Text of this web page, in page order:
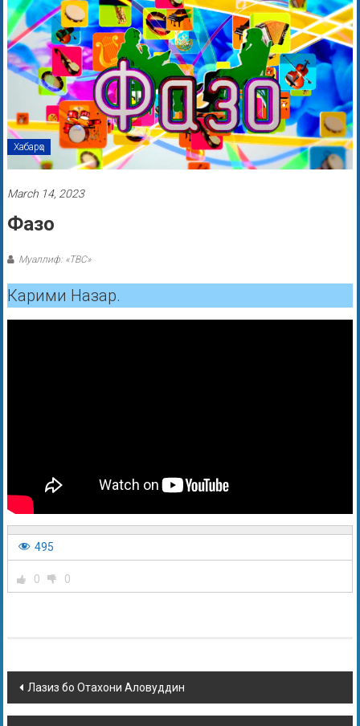
Хабарҳо
March 14, 2023
Фазо
Муаллиф: «ТВС»
Карими Назар.
495
0 0
Лазиз бо Отахони Аловуддин